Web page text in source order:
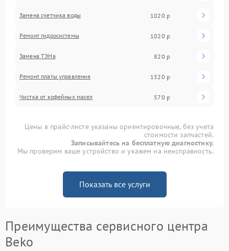
Замена счетчика воды 1020 р
Ремонт гидросистемы 1020 р
Замена ТЭНа 820 р
Ремонт платы управления 1520 р
Чистка от кофейных масел 570 р
Цены в прайс-листе указаны ориентировочные, без учета
стоимости запчастей.
Записывайтесь на бесплатную диагностику.
Мы проверим ваше устройство и укажем на неисправность.
Показать все услуги
Преимущества сервисного центра
Beko